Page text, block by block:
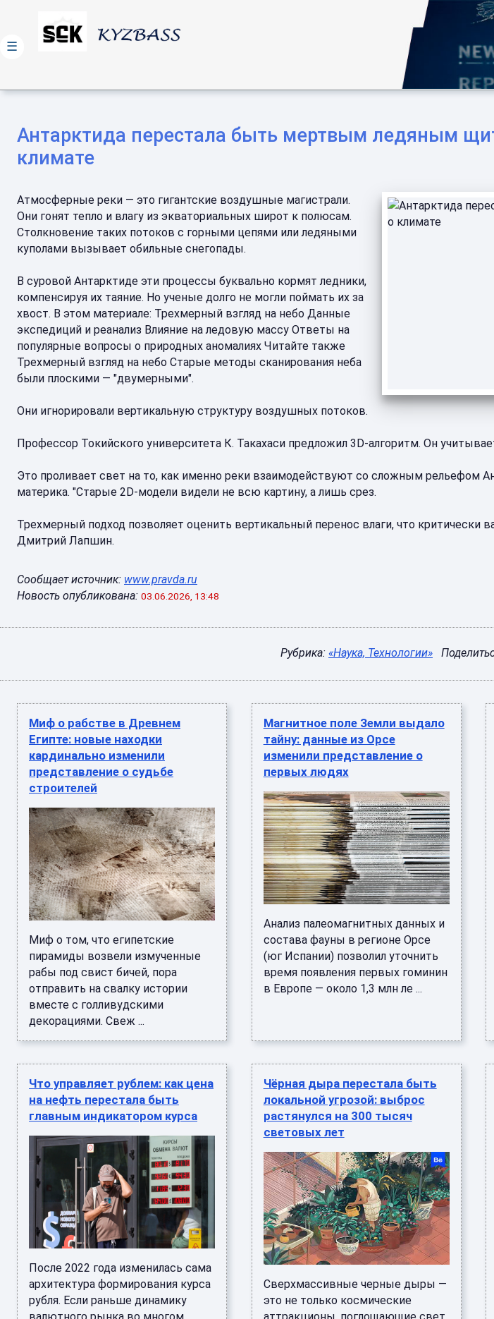
Антарктида перестала быть мертвым ледяным
климате
Атмосферные реки — это гигантские воздушные магистрали.
Они гонят тепло и влагу из экваториальных широт к полюсам.
Столкновение таких потоков с горными цепями или ледяными
куполами вызывает обильные снегопады.
В суровой Антарктиде эти процессы буквально кормят ледники,
компенсируя их таяние. Но ученые долго не могли поймать их за
хвост. В этом материале: Трехмерный взгляд на небо Данные
экспедиций и реанализ Влияние на ледовую массу Ответы на
популярные вопросы о природных аномалиях Читайте также
Трехмерный взгляд на небо Старые методы сканирования неба
были плоскими — "двумерными".
Они игнорировали вертикальную структуру воздушных потоков.
Профессор Токийского университета К. Такахаси предложил 3D-алгоритм. Он
Это проливает свет на то, как именно реки взаимодействуют со сложным рельефом
материка. "Старые 2D-модели видели не всю картину, а лишь срез.
Трехмерный подход позволяет оценить вертикальный перенос влаги, что
Дмитрий Лапшин.
Сообщает источник: www.pravda.ru
Новость опубликована: 03.06.2026, 13:48
Рубрика: «Наука, Технологии»
Миф о рабстве в Древнем
Египте: новые находки
кардинально изменили
представление о судьбе
строителей
Миф о том, что египетские
пирамиды возвели измученные
рабы под свист бичей, пора
отправить на свалку истории
вместе с голливудскими
декорациями. Свеж ...
Магнитное поле Земли выдало
тайну: данные из Орсе
изменили представление о
первых людях
Анализ палеомагнитных данных и
состава фауны в регионе Орсе
(юг Испании) позволил уточнить
время появления первых гоминин
в Европе — около 1,3 млн ле ...
Что управляет рублем: как цена
на нефть перестала быть
главным индикатором курса
После 2022 года изменилась сама
архитектура формирования курса
рубля. Если раньше динамику
Чёрная дыра перестала быть
локальной угрозой: выброс
растянулся на 300 тысяч
световых лет
Сверхмассивные черные дыры —
это не только космические
☰